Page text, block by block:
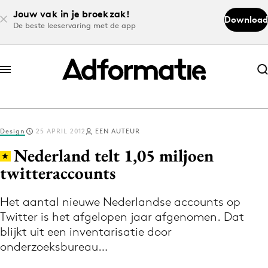
Jouw vak in je broekzak!
De beste leeservaring met de app
Download
Abonneer nu
Abonneer nu
Log in
Volg het laatste nieuws via de Adformatie
Nieuws app
Design 25 APRIL 2012 EEN AUTEUR
Nederland telt 1,05 miljoen
twitteraccounts
Het aantal nieuwe Nederlandse accounts op
Twitter is het afgelopen jaar afgenomen. Dat
blijkt uit een inventarisatie door
onderzoeksbureau…